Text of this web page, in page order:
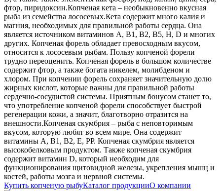
фтор, пиридоксин.Копченая кета – необыкновенно вкусная
рыба из семейства лососевых.Кета содержит много калия и
магния, необходимых для правильной работы сердца. Она
является источником витаминов А, В1, В2, В5, Н, D и многих
других. Копченая форель обладает превосходным вкусом,
относится к лососевым рыбам. Пользу копченой форели
трудно переоценить. Копченая форель в большом количестве
содержит фтор, а также богата никелем, молибденом и
хлором. При копчении форель сохраняет значительную долю
жирных кислот, которые важны для правильной работы
сердечно-сосудистой системы. Приятным бонусом станет то,
что употребление копченой форели способствует быстрой
регенерации кожи, а значит, благотворно отразится на
внешности.Копченая скумбрия – рыба с неповторимым
вкусом, которую любят во всем мире. Она содержит
витамины А, В1, В2, Е, РР. Копченая скумбрия является
высокобелковым продуктом. Также копченая скумбрия
содержит витамин D, который необходим для
функционирования щитовидной железы, укрепления мышц и
костей, работы мозга и нервной системы.
Купить копченую рыбуКаталог продукцииО компании